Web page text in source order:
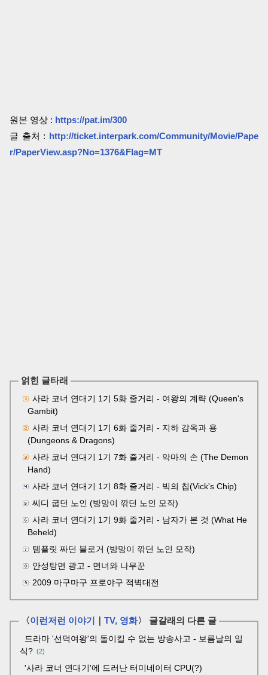
원본 영상 : https://pat.im/300
글 출처 : http://ticket.interpark.com/Community/Movie/Pape
r/PaperView.asp?No=1376&Flag=MT
얽힌 글타래
사라 코너 연대기 1기 5화 줄거리 - 여왕의 계략 (Queen's
Gambit)
사라 코너 연대기 1기 6화 줄거리 - 지하 감옥과 용
(Dungeons & Dragons)
사라 코너 연대기 1기 7화 줄거리 - 악마의 손 (The Demon
Hand)
사라 코너 연대기 1기 8화 줄거리 - 빅의 칩(Vick's Chip)
씨디 굽던 노인 (방망이 깎던 노인 모작)
사라 코너 연대기 1기 9화 줄거리 - 남자가 본 것 (What He
Beheld)
템플릿 짜던 블로거 (방망이 깎던 노인 모작)
안성탕면 광고 - 면녀와 나무꾼
2009 마구마구 프로야구 적벽대전
〈이런저런 이야기 TV, 영화〉 글갈래의 다른 글
드라마 '선덕여왕'의 돌이킬 수 없는 방송사고 - 보름날의 일
식?
2
'사라 코너 연대기'에 드러난 터미네이터 CPU(?)